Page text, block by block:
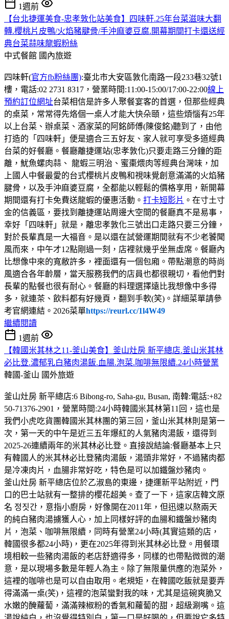
1週前
【台北捷運美食-忠孝敦化站美食】四味軒.25年台菜滋味大翻
轉.櫻桃片皮鴨/火焰豬腱骨/手沖麻婆豆腐.開幕期間打卡還送經
典台菜蒜味龍蝦粉絲
中式餐館 國內旅遊
四味軒(官方fb粉絲團):臺北市大安區敦化南路一段233巷32號1
樓，電話:02 2731 8317，營業時間:11:00-15:00/17:00-22:00線上
預約訂位網址台菜相信是許多人聚餐宴客的首選，但那些經典
的桌菜，常常得先烙個一桌人才能大快朵頤，這些煩惱有25年
以上台菜、辦桌菜、酒家菜的阿銘師傅(陳俊銘)聽到了，由他
打造的「四味軒」便是適合三五好友、家人就可享受多道經典
台菜的好餐廳。餐廳離捷運站(忠孝敦化)只要走路三分鐘的距
離，魷魚螺肉蒜、 龍蝦三明治、蜜棗煨肉等經典台灣味，加
上國人中餐最愛的台式櫻桃片皮鴨和視味覺創意滿滿的火焰豬
腱骨，以及手沖麻婆豆腐，全都能以輕鬆的價格享用，新開幕
期間還有打卡免費送龍蝦的優惠活動。 打卡短影片 。在寸土寸
金的信義區，要找到離捷運站周邊大空間的餐廳真不是易事，
幸好「四味軒」就是，離忠孝敦化三號出口走路只要三分鐘，
對於長輩真是一大福音。是以還在試營運期間就有不少老饕聞
風而來，中午才12點剛過一刻，店裡就幾乎坐無虛席。餐廳內
比想像中來的寬敝許多，裡面還有一個包廂。帶點潮意的時尚
風適合各年齡層，當天服務我們的店員也都很親切，看他們對
長輩的點餐也很有耐心。餐廳的料理選擇遠比我想像中多得
多，就連茶、飲料都有好幾頁，翻到手軟(笑)。詳細菜單請參
考官網連結。2026菜單https://reurl.cc/1l4W49
繼續閱讀
1週前
【韓國米其林之11-釜山美食】釜山灶房 新平總店.釜山米其林
必比登.濃郁乳白豬肉湯飯.血腸.泡菜.咖啡無限續.24小時營業
韓國-釜山 國外旅遊
釜山灶房 新平總店:6 Bibong-ro, Saha-gu, Busan, 南韓:電話:+82
50-71376-2901，營業時間:24小時韓國米其林第11回，這也是
我們小虎吃貨團韓國米其林團的第三回，釜山米其林則是第一
次，第一天的中午是近三五年爆紅的人氣豬肉湯飯，還得到
2025-26連續兩年的米其林必比登。直接說結論:餐廳基本上只
有韓國人的米其林必比登豬肉湯飯，湯頭非常好，不過豬肉都
是冷凍肉片，血腸非常好吃，特色是可以加鐵盤炒豬肉。
釜山灶房 新平總店位於乙淑島的東邊，捷運新平站附近，門
口的巴士站就有一整排的櫻花超美。查了一下，這家店韓文原
名 정짓간，意指小廚房，好像開在2011年，但迅速以熬兩天
的純白豬肉湯擄獲人心，加上同樣好評的血腸和鐵盤炒豬肉
片，泡菜、咖啡無限續，同時有營業24小時(其實這類的店，
韓國很多都24小時)，更在2025年得到米其林必比登。用餐環
境相較一些豬肉湯飯的老店舒適得多，同樣的也帶點微微的潮
意，是以現場多數是年輕人為主。除了無限量供應的泡菜外，
這裡的咖啡也是可以自由取用。老規矩，在韓國吃飯就是要弄
得滿滿一桌(笑)，這裡的泡菜蠻對我的味，尤其是這碗爽脆又
水嫩的醃蘿蔔，滿滿辣椒粉的香氣和蘿蔔的甜，超級涮嘴。這